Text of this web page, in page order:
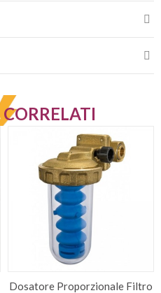
Dosatore Proporzionale Filtro